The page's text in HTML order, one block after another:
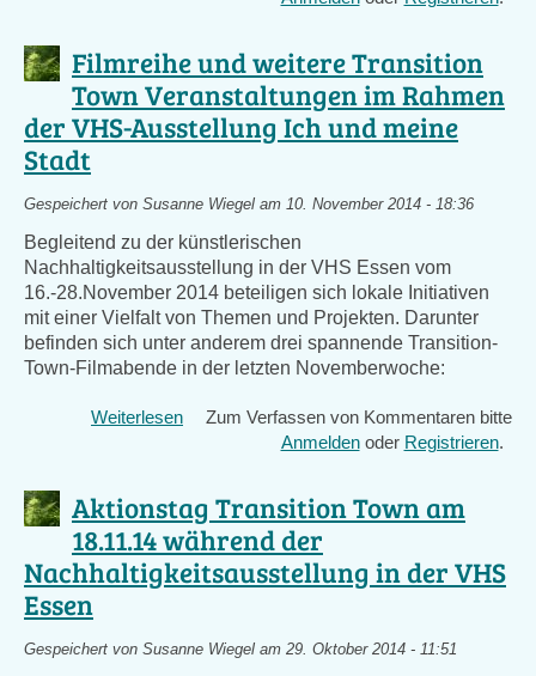
findet
schon
unser
letztes
in
Jahr
statt
-
vorweihnachtlich
und
mit
und
Filmreihe und weitere Transition
Town Veranstaltungen im Rahmen
der VHS-Ausstellung Ich und meine
Stadt
Gespeichert von Susanne Wiegel am 10. November 2014 - 18:36
Begleitend zu der künstlerischen
Nachhaltigkeitsausstellung in der VHS Essen vom
16.-28.November 2014 beteiligen sich lokale Initiativen
mit einer Vielfalt von Themen und Projekten. Darunter
befinden sich unter anderem drei spannende Transition-
Town-Filmabende in der letzten Novemberwoche:
Weiterlesen über
Transition
Town
Veranstaltungen
im
der
Zum Verfassen von Kommentaren bitte
Anmeldenoder Registrieren.
Aktionstag Transition Town am
18.11.14 während der
Nachhaltigkeitsausstellung in der VHS
Essen
Gespeichert von Susanne Wiegel am 29. Oktober 2014 - 11:51